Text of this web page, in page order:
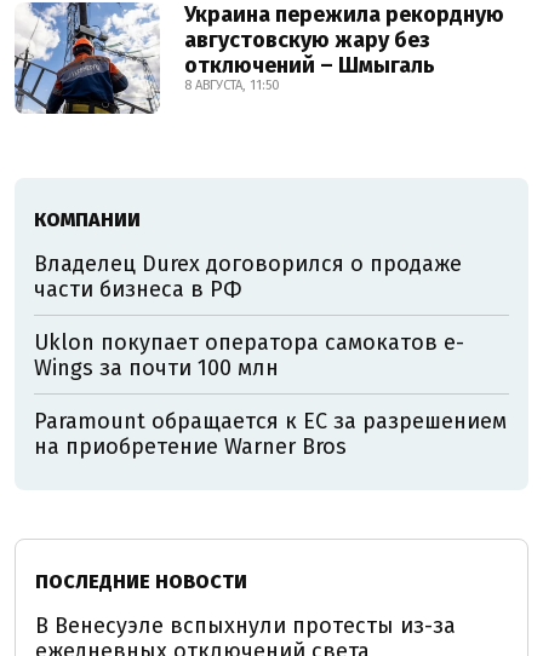
Украина пережила рекордную
августовскую жару без
отключений – Шмыгаль
8 АВГУСТА, 11:50
КОМПАНИИ
Владелец Durex договорился о продаже
части бизнеса в РФ
Uklon покупает оператора самокатов e-
Wings за почти 100 млн
Paramount обращается к ЕС за разрешением
на приобретение Warner Bros
ПОСЛЕДНИЕ НОВОСТИ
В Венесуэле вспыхнули протесты из-за